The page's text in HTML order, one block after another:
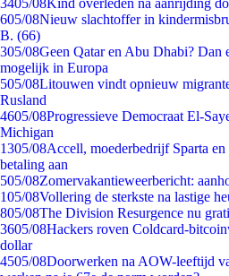
3405/08Kind overleden na aanrijding
605/08Nieuw slachtoffer in
B. (66)
305/08Geen Qatar en Abu Dhabi? Dan
mogelijk in Europa
505/08Litouwen vindt opnieuw
Rusland
4605/08Progressieve Democraat El-
Michigan
1305/08Accell, moederbedrijf Sparta
betaling aan
505/08Zomervakantieweerbericht:
105/08Vollering de sterkste na lastige
805/08The Division Resurgence nu
3605/08Hackers roven Coldcard-
dollar
4505/08Doorwerken na AOW-leeftijd